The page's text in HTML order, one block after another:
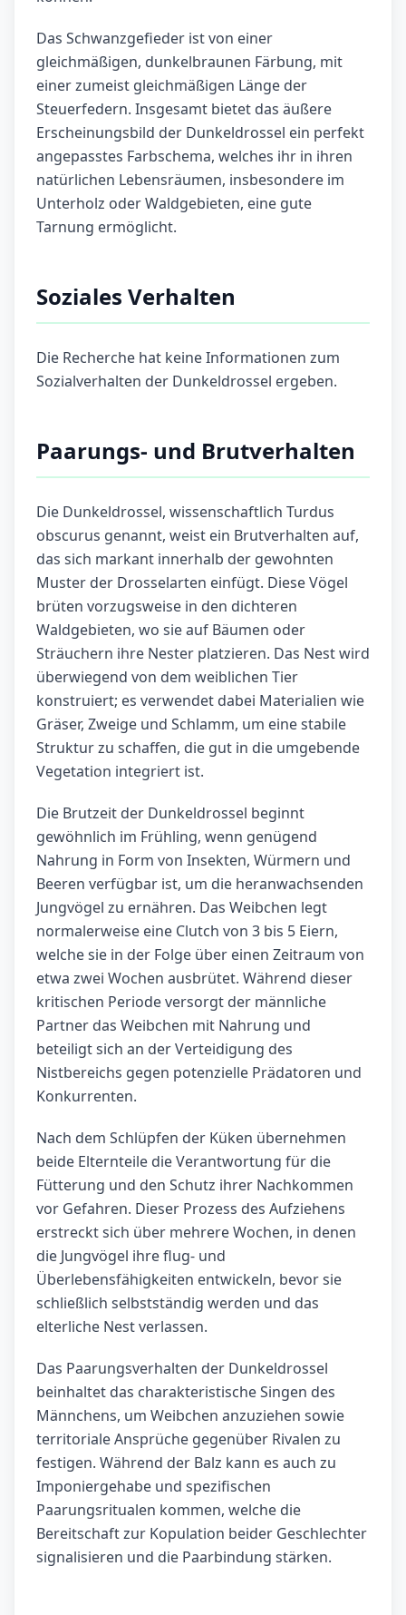
Das Schwanzgefieder ist von einer
gleichmäßigen, dunkelbraunen Färbung, mit
einer zumeist gleichmäßigen Länge der
Steuerfedern. Insgesamt bietet das äußere
Erscheinungsbild der Dunkeldrossel ein perfekt
angepasstes Farbschema, welches ihr in ihren
natürlichen Lebensräumen, insbesondere im
Unterholz oder Waldgebieten, eine gute
Tarnung ermöglicht.
Soziales Verhalten
Die Recherche hat keine Informationen zum
Sozialverhalten der Dunkeldrossel ergeben.
Paarungs- und Brutverhalten
Die Dunkeldrossel, wissenschaftlich Turdus
obscurus genannt, weist ein Brutverhalten auf,
das sich markant innerhalb der gewohnten
Muster der Drosselarten einfügt. Diese Vögel
brüten vorzugsweise in den dichteren
Waldgebieten, wo sie auf Bäumen oder
Sträuchern ihre Nester platzieren. Das Nest wird
überwiegend von dem weiblichen Tier
konstruiert; es verwendet dabei Materialien wie
Gräser, Zweige und Schlamm, um eine stabile
Struktur zu schaffen, die gut in die umgebende
Vegetation integriert ist.
Die Brutzeit der Dunkeldrossel beginnt
gewöhnlich im Frühling, wenn genügend
Nahrung in Form von Insekten, Würmern und
Beeren verfügbar ist, um die heranwachsenden
Jungvögel zu ernähren. Das Weibchen legt
normalerweise eine Clutch von 3 bis 5 Eiern,
welche sie in der Folge über einen Zeitraum von
etwa zwei Wochen ausbrütet. Während dieser
kritischen Periode versorgt der männliche
Partner das Weibchen mit Nahrung und
beteiligt sich an der Verteidigung des
Nistbereichs gegen potenzielle Prädatoren und
Konkurrenten.
Nach dem Schlüpfen der Küken übernehmen
beide Elternteile die Verantwortung für die
Fütterung und den Schutz ihrer Nachkommen
vor Gefahren. Dieser Prozess des Aufziehens
erstreckt sich über mehrere Wochen, in denen
die Jungvögel ihre flug- und
Überlebensfähigkeiten entwickeln, bevor sie
schließlich selbstständig werden und das
elterliche Nest verlassen.
Das Paarungsverhalten der Dunkeldrossel
beinhaltet das charakteristische Singen des
Männchens, um Weibchen anzuziehen sowie
territoriale Ansprüche gegenüber Rivalen zu
festigen. Während der Balz kann es auch zu
Imponiergehabe und spezifischen
Paarungsritualen kommen, welche die
Bereitschaft zur Kopulation beider Geschlechter
signalisieren und die Paarbindung stärken.